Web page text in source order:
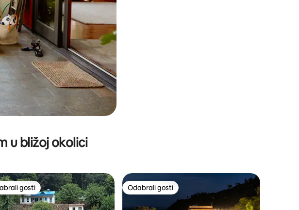
u bližoj okolici
najviše rangiranima s oznakom „Odabrali gosti”
gosti Odabrali gosti
Odabrali gosti